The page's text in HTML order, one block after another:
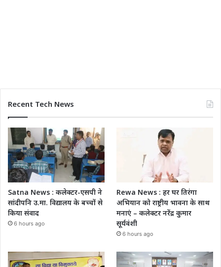
Recent Tech News
Satna News : कलेक्टर-एसपी ने
सांदीपनि उ.मा. विद्यालय के बच्चों से
किया संवाद
6 hours ago
Rewa News : हर घर तिरंगा
अभियान को राष्ट्रीय भावना के साथ
मनाएं – कलेक्टर नरेंद्र कुमार
सूर्यवंशी
6 hours ago